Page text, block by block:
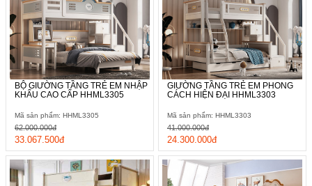
BỘ GIƯỜNG TẦNG TRẺ EM NHẬP
KHẨU CAO CẤP HHML3305
Mã sản phẩm: HHML3305
33.067.500đ
62.000.000đ
GIƯỜNG TẦNG TRẺ EM PHONG
CÁCH HIỆN ĐẠI HHML3303
Mã sản phẩm: HHML3303
24.300.000đ
41.000.000đ